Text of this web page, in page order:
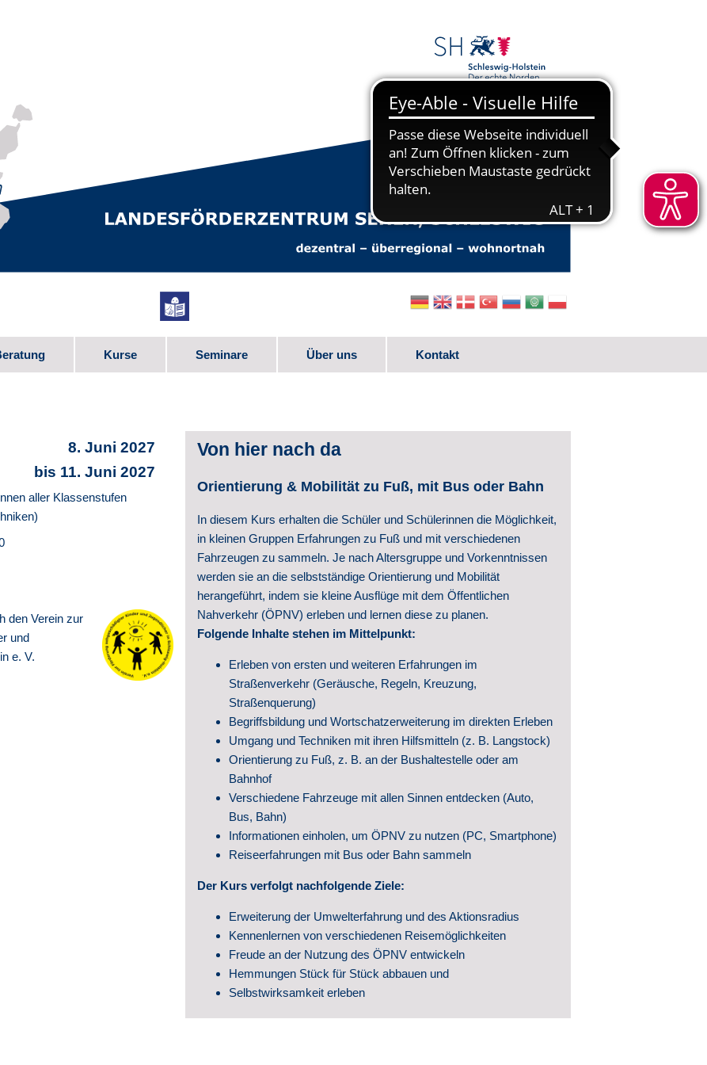
Kurse Seminare Über uns
Downloads
Partner
Videos
Schul­entwicklung
Veröffentlichungen
Presse & Archiv
Kontakt
8. Juni 2027
bis 11. Juni 2027
aller Klassenstufen
den Verein zur
und
e. V.
Von hier nach da
Orientierung & Mobilität zu Fuß, mit Bus oder Bahn
In diesem Kurs erhalten die Schüler und Schülerinnen die Möglichkeit,
in kleinen Gruppen Erfahrungen zu Fuß und mit verschiedenen
Fahrzeugen zu sammeln. Je nach Altersgruppe und Vorkenntnissen
werden sie an die selbstständige Orientierung und Mobilität
herangeführt, indem sie kleine Ausflüge mit dem Öffentlichen
Nahverkehr (ÖPNV) erleben und lernen diese zu planen.
Folgende Inhalte stehen im Mittelpunkt:
Erleben von ersten und weiteren Erfahrungen im
Straßenverkehr (Geräusche, Regeln, Kreuzung,
Straßenquerung)
Begriffsbildung und Wortschatzerweiterung im direkten Erleben
Umgang und Techniken mit ihren Hilfsmitteln (z. B. Langstock)
Orientierung zu Fuß, z. B. an der Bushaltestelle oder am
Bahnhof
Verschiedene Fahrzeuge mit allen Sinnen entdecken (Auto,
Bus, Bahn)
Informationen einholen, um ÖPNV zu nutzen (PC, Smartphone)
Reiseerfahrungen mit Bus oder Bahn sammeln
Der Kurs verfolgt nachfolgende Ziele:
Erweiterung der Umwelterfahrung und des Aktionsradius
Kennenlernen von verschiedenen Reisemöglichkeiten
Freude an der Nutzung des ÖPNV entwickeln
Hemmungen Stück für Stück abbauen und
Selbstwirksamkeit erleben